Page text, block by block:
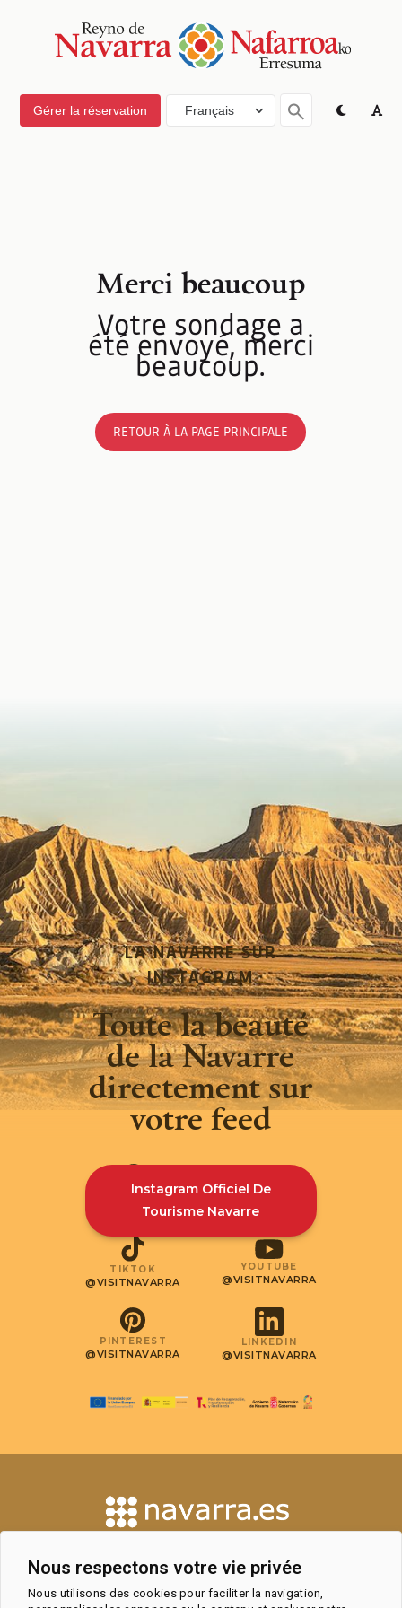
Gérer la réservation Français
Merci beaucoup
Votre sondage a
été envoyé, merci
beaucoup.
RETOUR À LA PAGE PRINCIPALE
LA NAVARRE SUR
INSTAGRAM
Toute la beauté
de la Navarre
directement sur
votre feed
Instagram Officiel De
Tourisme Navarre
FACEBOOK
@VISITNAVARRA
INSTAGRAM
@VISITNAVARRA
TIKTOK
@VISITNAVARRA
YOUTUBE
@VISITNAVARRA
PINTEREST
@VISITNAVARRA
LINKEDIN
@VISITNAVARRA
OBSERVATOIRE DU TOURISME ET
ESPACE PROFESSIONNEL
Nous respectons votre vie privée
Nous utilisons des cookies pour faciliter la navigation,